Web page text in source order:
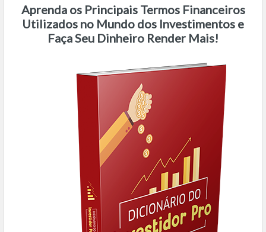
Aprenda os Principais Termos Financeiros
Utilizados no Mundo dos Investimentos e
Faça Seu Dinheiro Render Mais!